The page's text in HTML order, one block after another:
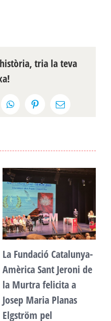
tria la teva
WhatsAppPinterestEmail:
La Fundació Catalunya-
Amèrica Sant Jeroni de
la Murtra felicita a
Josep Maria Planas
Elgström pel